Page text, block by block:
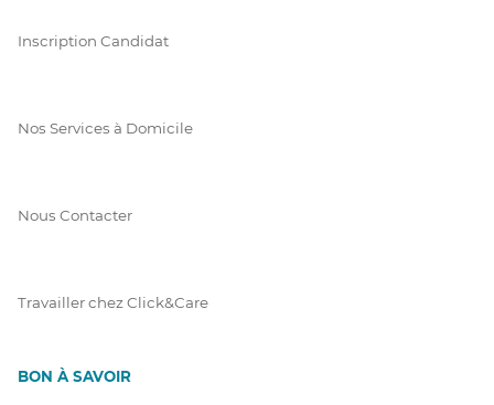
Inscription Candidat
Nos Services à Domicile
Nous Contacter
Travailler chez Click&Care
BON À SAVOIR